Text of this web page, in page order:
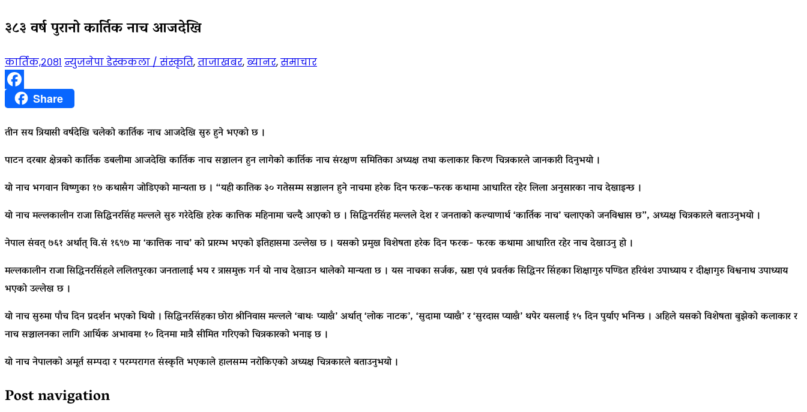
३८३ वर्ष पुरानो कार्तिक नाच आजदेखि
कार्तिक,२०८१ न्युजनेपा डेस्ककला / संस्कृति,ताजाखबर,ब्यानर,समाचार
FacebookShare
तीन सय त्रियासी वर्षदेखि चलेको कार्तिक नाच आजदेखि सुरु हुने भएको छ ।
पाटन दरबार क्षेत्रको कार्तिक डबलीमा आजदेखि कार्तिक नाच सञ्चालन हुन लागेको कार्तिक नाच संरक्षण समितिका अध्यक्ष तथा कलाकार किरण चित्रकारले जानकारी दिनुभयो ।
यो नाच भगवान विष्णुका १७ कथासँग जोडिएको मान्यता छ । “यहीकातिक३० गतेसम्म सञ्चालन हुने नाचमा हरेक दिनफरक–फरककथामा आधारित रहेर लिला अनुसारका नाच देखाइन्छ ।
यो नाच मल्लकालीन राजासिद्धिनरसिंहमल्लले सुरु गरेदेखि हरेक कात्तिक महिनामा चल्दै आएको छ ।सिद्धिनरसिंहमल्लले देश र जनताको कल्याणार्थ ‘कार्तिक नाच’ चलाएको जनविश्वास छ”, अध्यक्ष चित्रकारले बताउनुभयो ।
नेपाल संवत् ७६१ अर्थात् वि.सं १६९७ मा ‘कात्तिक नाच’ को प्रारम्भ भएको इतिहासमा उल्लेख छ । यसको प्रमुख विशेषता हरेक दिन फरक- फरक कथामा आधारित रहेर नाच देखाउनु हो ।
मल्लकालीन राजासिद्धिनरसिंहलेललितपुरका जनतालाई भय र त्रासमुक्त गर्न यो नाच देखाउन थालेको मान्यता छ । यस नाचका सर्जक, स्रष्टा एवं प्रवर्तकसिद्धिनरसिंहकाशिक्षागुरुपण्डित हरिवंश उपाध्याय र दीक्षागुरु विश्वनाथ उपाध्याय
भएको उल्लेख छ ।
यो नाच सुरुमा पाँच दिन प्रदर्शन भएको थियो ।सिद्धिनरसिंहकाछोराश्रीनिवासमल्लले ‘बाथः प्याखँ’ अर्थात् ‘लोक नाटक’, ‘सुदामा प्याखँ’ र‘सुरदासप्याखँ’ थपेर यसलाई १५ दिन पुर्याए भनिन्छ । अहिले यसको विशेषता बुझेको कलाकार र
नाच सञ्चालनका लागि आर्थिक अभावमा १० दिनमा मात्रै सीमित गरिएको चित्रकारको भनाइ छ ।
यो नाच नेपालको अमूर्त सम्पदा र परम्परागत संस्कृति भएकाले हालसम्म नरोकिएको अध्यक्ष चित्रकारले बताउनुभयो ।
Post navigation